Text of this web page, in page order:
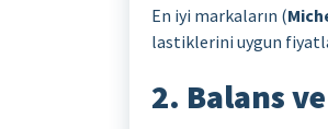
En iyi markaların (
lastiklerini uygun
2. Balans